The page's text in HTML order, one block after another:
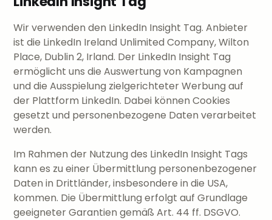
Wir verwenden den LinkedIn Insight Tag. Anbieter
ist die LinkedIn Ireland Unlimited Company, Wilton
Place, Dublin 2, Irland. Der LinkedIn Insight Tag
ermöglicht uns die Auswertung von Kampagnen
und die Ausspielung zielgerichteter Werbung auf
der Plattform LinkedIn. Dabei können Cookies
gesetzt und personenbezogene Daten verarbeitet
werden.
Im Rahmen der Nutzung des LinkedIn Insight Tags
kann es zu einer Übermittlung personenbezogener
Daten in Drittländer, insbesondere in die USA,
kommen. Die Übermittlung erfolgt auf Grundlage
geeigneter Garantien gemäß Art. 44 ff. DSGVO.